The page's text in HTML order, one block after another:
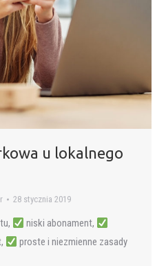
u lokalnego
28 stycznia 2019
niski abonament,
proste i niezmienne zasady